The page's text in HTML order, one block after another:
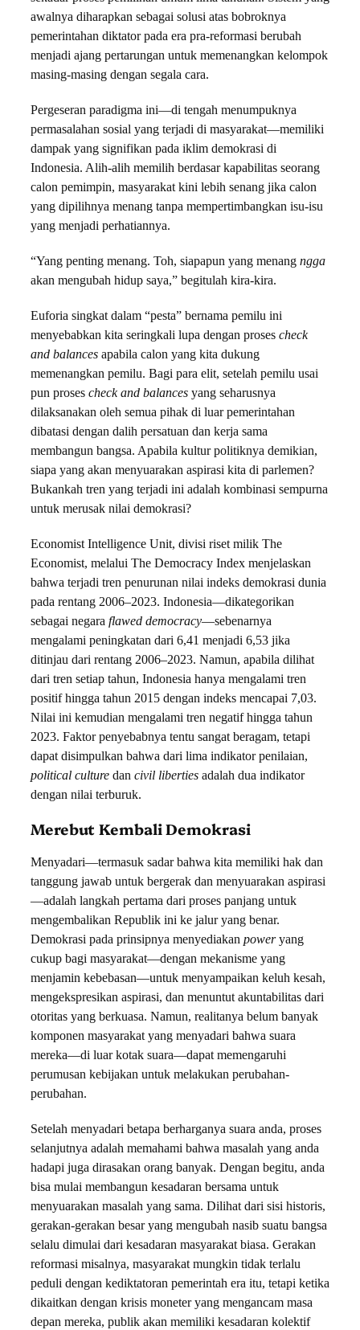
awalnya diharapkan sebagai solusi atas bobroknya
pemerintahan diktator pada era pra-reformasi berubah
menjadi ajang pertarungan untuk memenangkan kelompok
masing-masing dengan segala cara.
Pergeseran paradigma ini—di tengah menumpuknya
permasalahan sosial yang terjadi di masyarakat—memiliki
dampak yang signifikan pada iklim demokrasi di
Indonesia. Alih-alih memilih berdasar kapabilitas seorang
calon pemimpin, masyarakat kini lebih senang jika calon
yang dipilihnya menang tanpa mempertimbangkan isu-isu
yang menjadi perhatiannya.
“Yang penting menang. Toh, siapapun yang menang ngga
akan mengubah hidup saya,” begitulah kira-kira.
Euforia singkat dalam “pesta” bernama pemilu ini
menyebabkan kita seringkali lupa dengan proses check
and balances apabila calon yang kita dukung
memenangkan pemilu. Bagi para elit, setelah pemilu usai
pun proses check and balances yang seharusnya
dilaksanakan oleh semua pihak di luar pemerintahan
dibatasi dengan dalih persatuan dan kerja sama
membangun bangsa. Apabila kultur politiknya demikian,
siapa yang akan menyuarakan aspirasi kita di parlemen?
Bukankah tren yang terjadi ini adalah kombinasi sempurna
untuk merusak nilai demokrasi?
Economist Intelligence Unit, divisi riset milik The
Economist, melalui The Democracy Index menjelaskan
bahwa terjadi tren penurunan nilai indeks demokrasi dunia
pada rentang 2006–2023. Indonesia—dikategorikan
sebagai negara flawed democracy—sebenarnya
mengalami peningkatan dari 6,41 menjadi 6,53 jika
ditinjau dari rentang 2006–2023. Namun, apabila dilihat
dari tren setiap tahun, Indonesia hanya mengalami tren
positif hingga tahun 2015 dengan indeks mencapai 7,03.
Nilai ini kemudian mengalami tren negatif hingga tahun
2023. Faktor penyebabnya tentu sangat beragam, tetapi
dapat disimpulkan bahwa dari lima indikator penilaian,
political culture dan civil liberties adalah dua indikator
dengan nilai terburuk.
Merebut Kembali Demokrasi
Menyadari—termasuk sadar bahwa kita memiliki hak dan
tanggung jawab untuk bergerak dan menyuarakan aspirasi
—adalah langkah pertama dari proses panjang untuk
mengembalikan Republik ini ke jalur yang benar.
Demokrasi pada prinsipnya menyediakan poweryang
cukup bagi masyarakat—dengan mekanisme yang
menjamin kebebasan—untuk menyampaikan keluh kesah,
mengekspresikan aspirasi, dan menuntut akuntabilitas dari
otoritas yang berkuasa. Namun, realitanya belum banyak
komponen masyarakat yang menyadari bahwa suara
mereka—di luar kotak suara—dapat memengaruhi
perumusan kebijakan untuk melakukan perubahan-
perubahan.
Setelah menyadari betapa berharganya suara anda, proses
selanjutnya adalah memahami bahwa masalah yang anda
hadapi juga dirasakan orang banyak. Dengan begitu, anda
bisa mulai membangun kesadaran bersama untuk
menyuarakan masalah yang sama. Dilihat dari sisi historis,
gerakan-gerakan besar yang mengubah nasib suatu bangsa
selalu dimulai dari kesadaran masyarakat biasa. Gerakan
reformasi misalnya, masyarakat mungkin tidak terlalu
peduli dengan kediktatoran pemerintah era itu, tetapi ketika
dikaitkan dengan krisis moneter yang mengancam masa
depan mereka, publik akan memiliki kesadaran kolektif